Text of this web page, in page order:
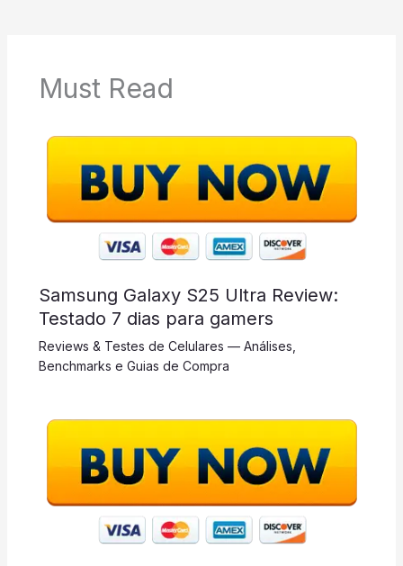
Must Read
Samsung Galaxy S25 Ultra Review:
Testado 7 dias para gamers
Reviews & Testes de Celulares — Análises,
Benchmarks e Guias de Compra